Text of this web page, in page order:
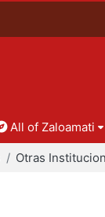
All of Zaloamati
Otras